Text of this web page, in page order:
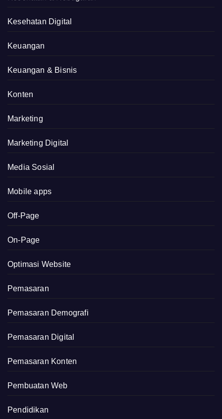
Kesehatan Digital
Keuangan
Keuangan & Bisnis
Konten
Marketing
Marketing Digital
Media Sosial
Mobile apps
Off-Page
On-Page
Optimasi Website
Pemasaran
Pemasaran Demografi
Pemasaran Digital
Pemasaran Konten
Pembuatan Web
Pendidikan